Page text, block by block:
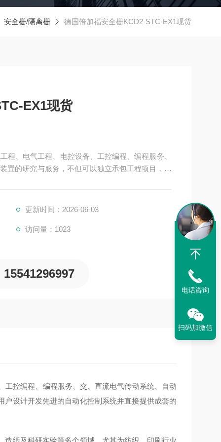
安全栅/隔离栅 德国倍加福安全栅KCD2-STC-EX1现货
EX1现货
程、电气工程、电控设备、工控编程、编程服务、
置的研究与服务，不但可以独立承包工程项目，还
更新时间：2026-06-03
访问量：1023
15541296997
控编程、编程服务、交、直流电气传动系统、自动
设计开发先进的自动化控制系统并直接提供成套的
纸及科研实验等多个领域。尤其为纺织，印刷行业
电话咨询
扫码加微信